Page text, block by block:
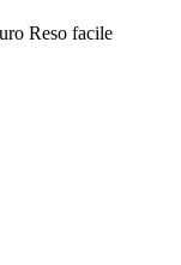
Reso facile